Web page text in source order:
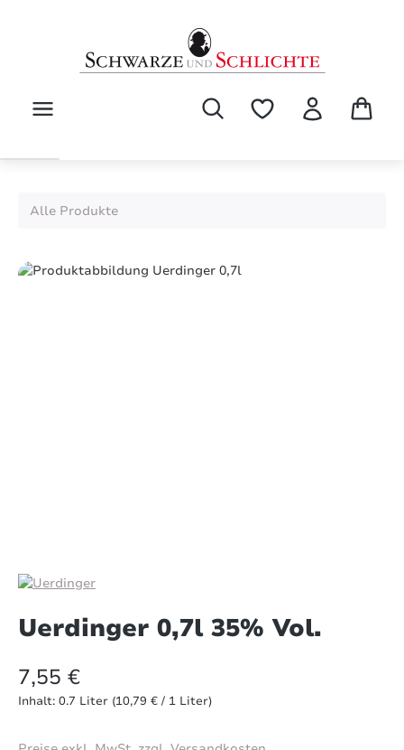
Alle Produkte
Bildergalerie überspringen
Uerdinger 0,7l 35% Vol.
7,55 €
Inhalt: 0.7 Liter (10,79 € / 1 Liter)